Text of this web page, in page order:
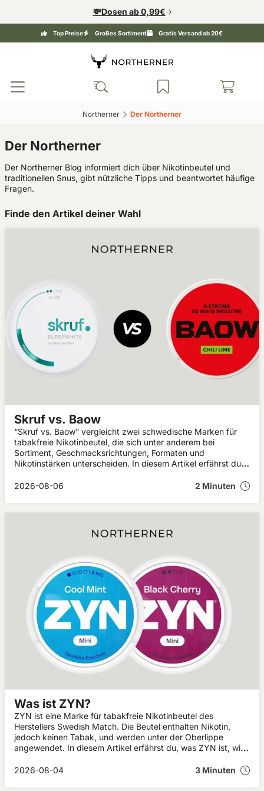
💸Dosen ab 0,99€
Top Preise Großes Sortiment Gratis Versand ab 20€
Northerner‎ Der Northerner‎
Der Northerner
Der Northerner Blog informiert dich über Nikotinbeutel und
traditionellen Snus, gibt nützliche Tipps und beantwortet häufige
Fragen.
Finde den Artikel deiner Wahl
Skruf vs. Baow
“Skruf vs. Baow” vergleicht zwei schwedische Marken für
tabakfreie Nikotinbeutel, die sich unter anderem bei
Sortiment, Geschmacksrichtungen, Formaten und
Nikotinstärken unterscheiden. In diesem Artikel erfährst du,
aufweisen.
2026-08-06 2 Minuten
Was ist ZYN?
ZYN ist eine Marke für tabakfreie Nikotinbeutel des
Herstellers Swedish Match. Die Beutel enthalten Nikotin,
jedoch keinen Tabak, und werden unter der Oberlippe
angewendet. In diesem Artikel erfährst du, was ZYN ist, wie
enthalten und was sich hinter Bezeichnungen wie ZYN Mini
2026-08-04 3 Minuten